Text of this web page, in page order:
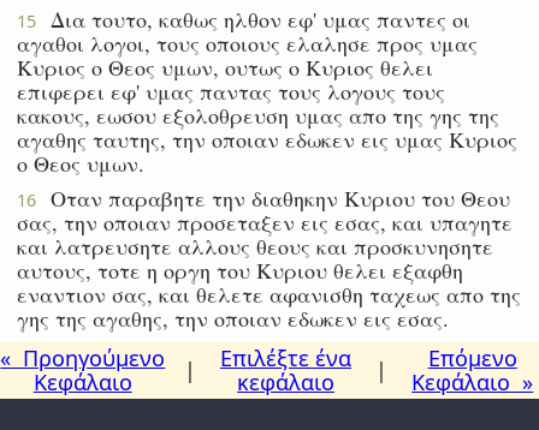
15
Δια τουτο, καθως ηλθον εφ' υμας παντες οι
αγαθοι λογοι, τους οποιους ελαλησε προς υμας
Κυριος ο Θεος υμων, ουτως ο Κυριος θελει
επιφερει εφ' υμας παντας τους λογους τους
κακους, εωσου εξολοθρευση υμας απο της γης της
αγαθης ταυτης, την οποιαν εδωκεν εις υμας Κυριος
ο Θεος υμων.
16
Οταν παραβητε την διαθηκην Κυριου του Θεου
σας, την οποιαν προσεταξεν εις εσας, και υπαγητε
και λατρευσητε αλλους θεους και προσκυνησητε
αυτους, τοτε η οργη του Κυριου θελει εξαφθη
εναντιον σας, και θελετε αφανισθη ταχεως απο της
γης της αγαθης, την οποιαν εδωκεν εις εσας.
« Προηγούμενο
Κεφάλαιο
|
Επιλέξτε ένα
κεφάλαιο
|
Επόμενο
Κεφάλαιο »